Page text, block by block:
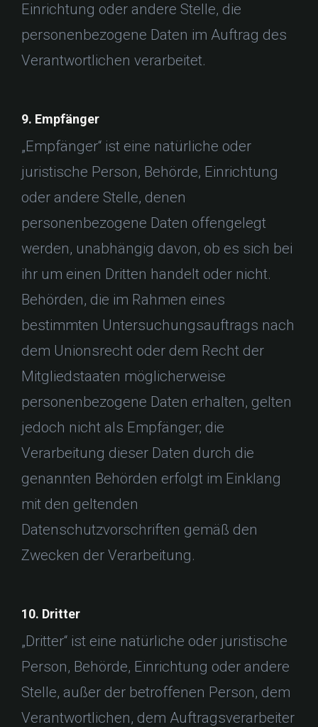
Einrichtung oder andere Stelle, die
personenbezogene Daten im Auftrag des
Verantwortlichen verarbeitet.
9. Empfänger
„Empfänger“ ist eine natürliche oder
juristische Person, Behörde, Einrichtung
oder andere Stelle, denen
personenbezogene Daten offengelegt
werden, unabhängig davon, ob es sich bei
ihr um einen Dritten handelt oder nicht.
Behörden, die im Rahmen eines
bestimmten Untersuchungsauftrags nach
dem Unionsrecht oder dem Recht der
Mitgliedstaaten möglicherweise
personenbezogene Daten erhalten, gelten
jedoch nicht als Empfänger; die
Verarbeitung dieser Daten durch die
genannten Behörden erfolgt im Einklang
mit den geltenden
Datenschutzvorschriften gemäß den
Zwecken der Verarbeitung.
10. Dritter
„Dritter“ ist eine natürliche oder juristische
Person, Behörde, Einrichtung oder andere
Stelle, außer der betroffenen Person, dem
Verantwortlichen, dem Auftragsverarbeiter